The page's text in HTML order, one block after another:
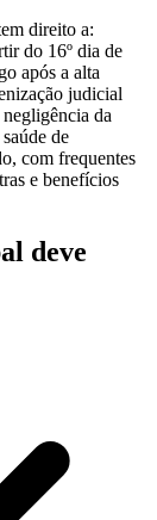
direito a:
do 16º dia de
após a alta
judicial
da
de
com frequentes
e benefícios
deve